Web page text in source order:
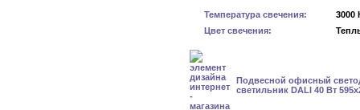
Температура свечения:
3000
Цвет свечения:
Подвесной офисный
светильник DALI 40 Вт